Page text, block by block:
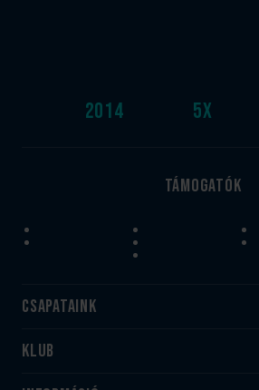
2014 5x
Támogatók
Csapataink
Felnőtt
Klub